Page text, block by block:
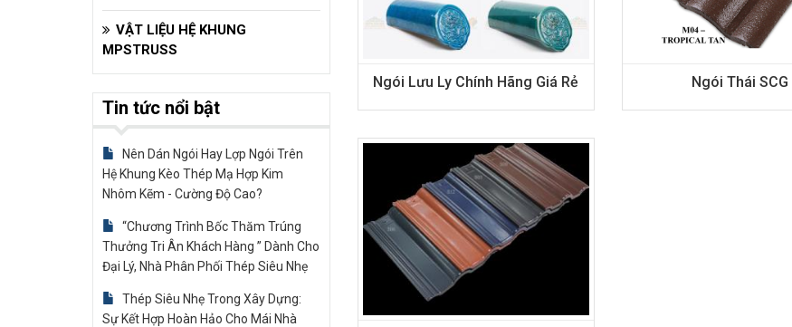
Ngói Lưu Ly Chính Hãng Giá Rẻ Ngói Thái SCG
VẬT LIỆU HỆ KHUNG
MPSTRUSS
Tin tức nổi bật
Nên Dán Ngói Hay Lợp Ngói Trên
Hệ Khung Kèo Thép Mạ Hợp Kim
Nhôm Kẽm - Cường Độ Cao?
“Chương Trình Bốc Thăm Trúng
Thưởng Tri Ân Khách Hàng ” Dành Cho
Đại Lý, Nhà Phân Phối Thép Siêu Nhẹ
Thép Siêu Nhẹ Trong Xây Dựng:
Sự Kết Hợp Hoàn Hảo Cho Mái Nhà